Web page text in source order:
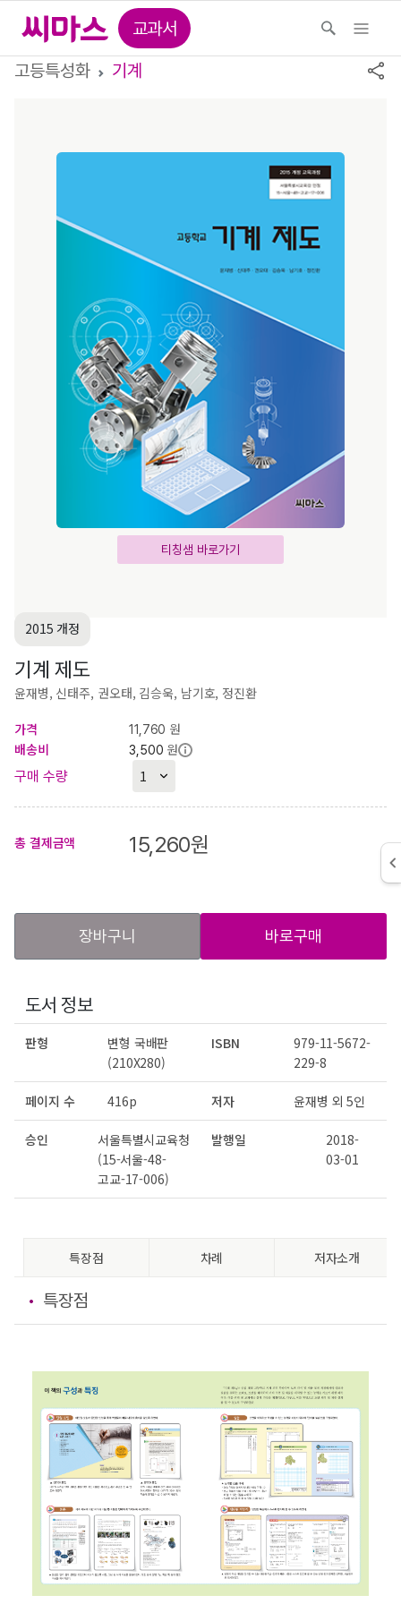
교과서
고등특성화
기계
티칭샘 바로가기
2015 개정
기계 제도
윤재병, 신태주, 권오태, 김승욱, 남기호, 정진환
가격
11,760 원
배송비
3,500 원
구매 수량
총 결제금액 15,260원
장바구니 바로구매
도서 정보
판형
변형 국배판
(210X280)
ISBN
979-11-5672-
229-8
페이지 수 416p 저자 윤재병 외 5인
승인
서울특별시교육청
(15-서울-48-
고교-17-006)
발행일
2018-
03-01
특장점 차례 저자소개
특장점